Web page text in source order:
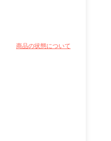
商品の状態について